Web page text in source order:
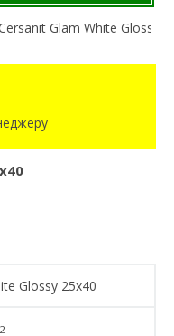
Glam White Glossy
Glossy 25x40